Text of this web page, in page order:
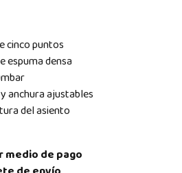
cinco puntos
espuma densa
anchura ajustables
del asiento
medio de pago